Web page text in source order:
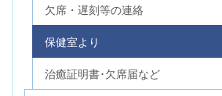
欠席・遅刻等の連絡
保健室より
治癒証明書･欠席届など